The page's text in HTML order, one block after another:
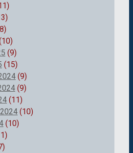
(9)
(15)
(9)
(9)
(11)
(10)
(10)